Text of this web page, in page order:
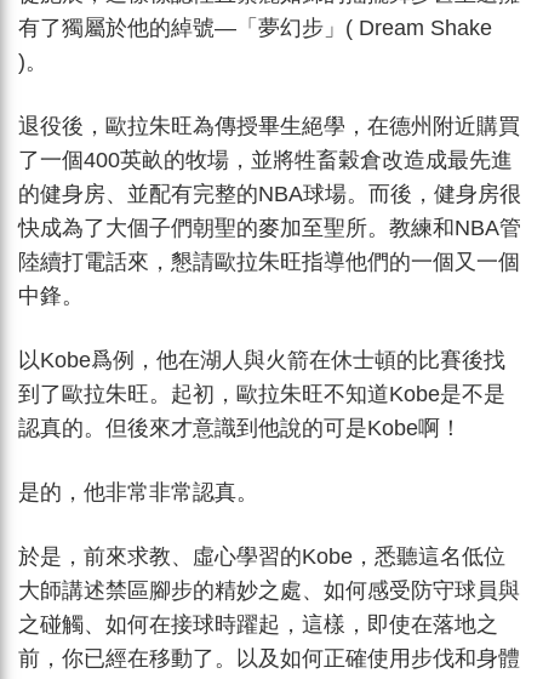
有了獨屬於他的綽號—「夢幻步」( Dream Shake
)。
退役後，歐拉朱旺為傳授畢生絕學，在德州附近購買
了一個400英畝的牧場，並將牲畜穀倉改造成最先進
的健身房、並配有完整的NBA球場。而後，健身房很
快成為了大個子們朝聖的麥加至聖所。教練和NBA管
陸續打電話來，懇請歐拉朱旺指導他們的一個又一個
中鋒。
以Kobe爲例，他在湖人與火箭在休士頓的比賽後找
到了歐拉朱旺。起初，歐拉朱旺不知道Kobe是不是
認真的。但後來才意識到他說的可是Kobe啊！
是的，他非常非常認真。
於是，前來求教、虛心學習的Kobe，悉聽這名低位
大師講述禁區腳步的精妙之處、如何感受防守球員與
之碰觸、如何在接球時躍起，這樣，即使在落地之
前，你已經在移動了。以及如何正確使用步伐和身體